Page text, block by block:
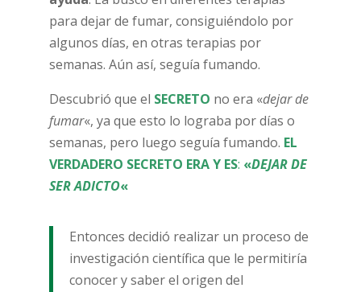
para dejar de fumar, consiguiéndolo por
algunos días, en otras terapias por
semanas. Aún así, seguía fumando.
Descubrió que el SECRETO no era «dejar de
fumar«, ya que esto lo lograba por días o
semanas, pero luego seguía fumando. EL
VERDADERO SECRETO ERA Y ES: «DEJAR DE
SER ADICTO«
Entonces decidió realizar un proceso de
investigación científica que le permitiría
conocer y saber el origen del